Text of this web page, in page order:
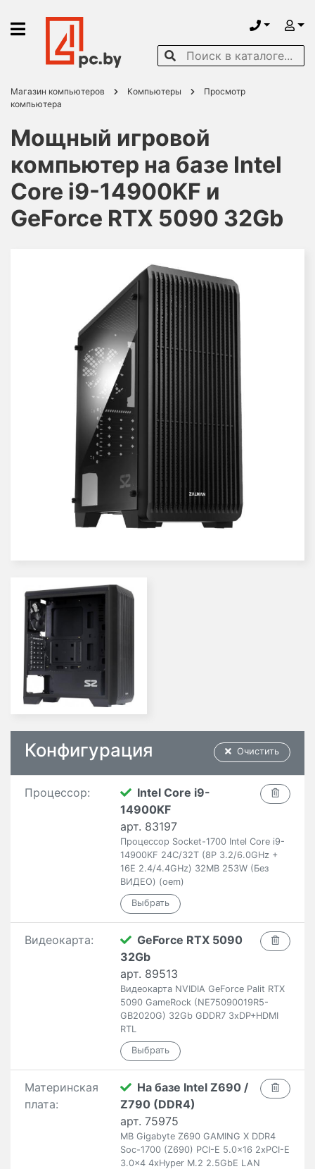
Магазин компьютеров Компьютеры
Просмотр
компьютера
Мощный игровой
компьютер на базе Intel
Core i9-14900KF и
GeForce RTX 5090 32Gb
Очистить
Конфигурация
Процессор:
Intel Core i9-
14900KF
арт. 83197
Процессор Socket-1700 Intel Core i9-
14900KF 24C/32T (8P 3.2/6.0GHz +
16E 2.4/4.4GHz) 32MB 253W (Без
ВИДЕО) (oem)
Видеокарта:
GeForce RTX 5090
32Gb
арт. 89513
Видеокарта NVIDIA GeForce Palit RTX
5090 GameRock (NE75090019R5-
GB2020G) 32Gb GDDR7 3xDP+HDMI
RTL
Материнская
плата:
На базе Intel Z690 /
Z790 (DDR4)
арт. 75975
MB Gigabyte Z690 GAMING X DDR4
Soc-1700 (Z690) PCI-E 5.0x16 2xPCI-E
3.0x4 4xHyper M.2 2.5GbE LAN